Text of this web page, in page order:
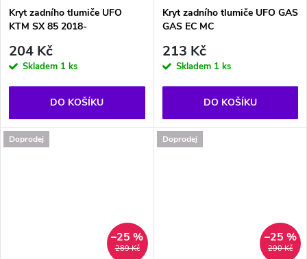
Kryt zadního tlumiče UFO
KTM SX 85 2018-
204 Kč
Skladem 1 ks
DO KOŠÍKU
Kryt zadního tlumiče UFO GAS
GAS EC MC
213 Kč
Skladem 1 ks
DO KOŠÍKU
Doprodej
289 Kč
–25 %
Doprodej
290 Kč
–25 %